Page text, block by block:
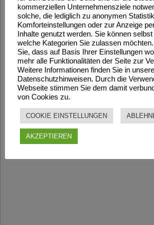
kommerziellen Unternehmensziele
solche, die lediglich zu anonymen
Komforteinstellungen oder zur Anzeige
Inhalte genutzt werden. Sie können
welche Kategorien Sie zulassen
Sie, dass auf Basis Ihrer Einstellungen
mehr alle Funktionalitäten der Seite zur
Weitere Informationen finden Sie in
Datenschutzhinweisen. Durch die
Webseite stimmen Sie dem damit
von Cookies zu.
COOKIE EINSTELLUNGEN
AKZEPTIEREN